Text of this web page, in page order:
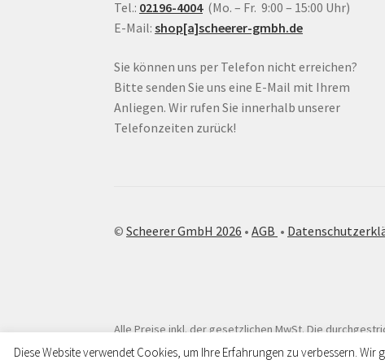
Tel.: 02196-4004(Mo. – Fr. 9:00 – 15:00 Uhr)
E-Mail:shop[a]scheerer-gmbh.de
Sie können uns per Telefon nicht erreichen?
Bitte senden Sie uns eine E-Mail mit Ihrem
Anliegen. Wir rufen Sie innerhalb unserer
Telefonzeiten zurück!
©Scheerer GmbH 2026 •AGB •
Alle Preise inkl. der gesetzlichen MwSt.Die
Diese Website verwendet Cookies, um Ihre Erfahrungen zu verbessern.